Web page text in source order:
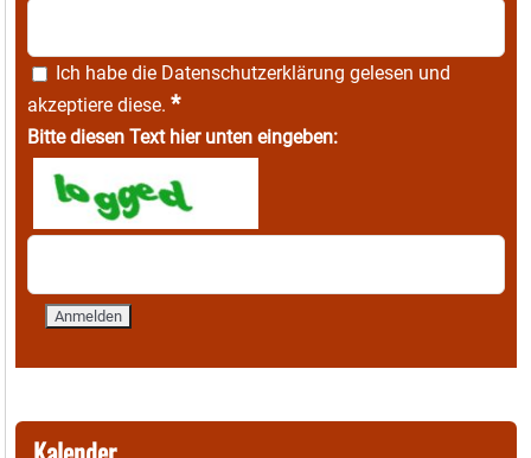
Ich habe die Datenschutzerklärung gelesen und
akzeptiere diese. *
Bitte diesen Text hier unten eingeben: